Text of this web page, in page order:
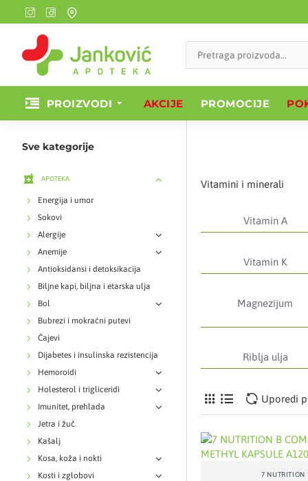
PROIZVODI AKCIJE PROMOCIJE
Sve kategorije
APOTEKA
Energija i umor
Sokovi
Alergije
Anemije
Antioksidansi i detoksikacija
Biljne kapi, biljna i etarska ulja
Bol
Bubrezi i mokraćni putevi
Čajevi
Dijabetes i insulinska rezistencija
Hemoroidi
Holesterol i trigliceridi
Imunitet, prehlada
Jetra i žuč
Kašalj
Kosa, koža i nokti
Kosti i zglobovi
Vitamini i minerali
Vitamin A
Vitamin K
Magnezijum
Riblja ulja
Uporedi
7 NUTRITION